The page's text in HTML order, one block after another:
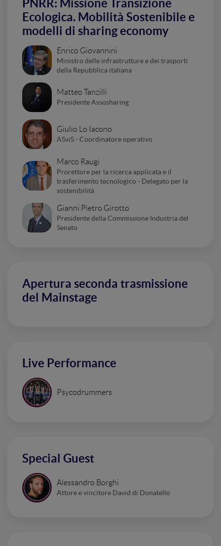
PNRR: Missione Transizione
Ecologica. Mobilità Sostenibile e
modelli di sharing economy
Enrico Giovannini
Ministro delle infrastrutture e dei trasporti
della Repubblica italiana
Matteo Tanzilli
Presidente Assosharing
Giulio Lo Iacono
ASviS - Coordinatore operativo
Marco Raugi
Prorettore per la ricerca applicata e il
trasferimento tecnologico - Delegato per la
sostenibilità
Gianni Pietro Girotto
Presidente della Commissione Industria del
Senato
Apertura seconda trasmissione
del Mainstage
Live Performance
Psycodrummers
Special Guest
Alessandro Borghi
Attore e vincitore David di Donatello